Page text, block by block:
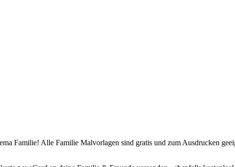
Familie! Alle Familie Malvorlagen sind gratis und zum Ausdrucken